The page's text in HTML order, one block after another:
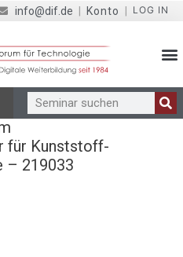
info@dif.de Konto LOG IN
für Kunststoff-
– 219033